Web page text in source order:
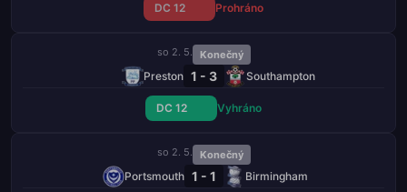
DC 12 Prohráno
so 2. 5. Konečný
Preston 1 - 3 Southampton
DC 12 Vyhráno
so 2. 5. Konečný
Portsmouth 1 - 1 Birmingham